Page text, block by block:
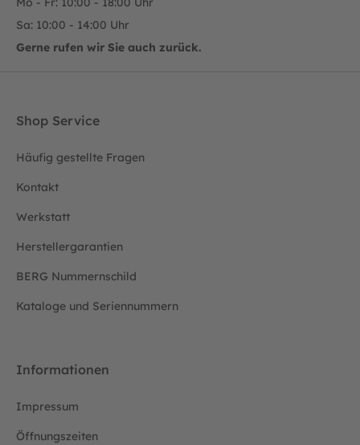
Sa: 10:00 - 14:00 Uhr
Gerne rufen wir Sie auch zurück.
Shop Service
Häufig gestellte Fragen
Kontakt
Werkstatt
Herstellergarantien
BERG Nummernschild
Kataloge und Seriennummern
Informationen
Impressum
Öffnungszeiten